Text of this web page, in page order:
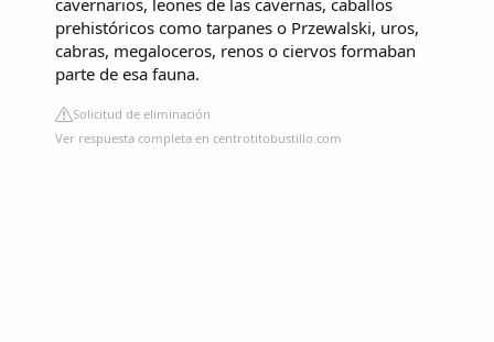
cavernarios, leones de las cavernas, caballos
prehistóricos como tarpanes o Przewalski, uros,
cabras, megaloceros, renos o ciervos formaban
parte de esa fauna.
Solicitud de eliminación
Ver respuesta completa en centrotitobustillo.com